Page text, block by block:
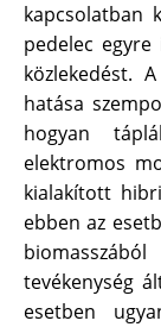
kapcsolatban
pedelec
közlekedést.
hatása
hogyan
elektromos
kialakított
ebben az
tevékenység
esetben